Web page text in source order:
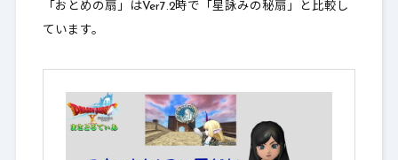
「おとめの扇」はVer7.2時で「星詠みの秘扇」と比較し
ています。